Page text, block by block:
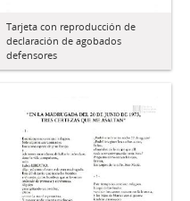
Tarjeta con reproducción de
declaración de agobados
defensores